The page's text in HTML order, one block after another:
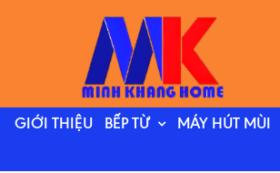
GIỚI THIỆU BẾP TỪ MÁY HÚT MÙI